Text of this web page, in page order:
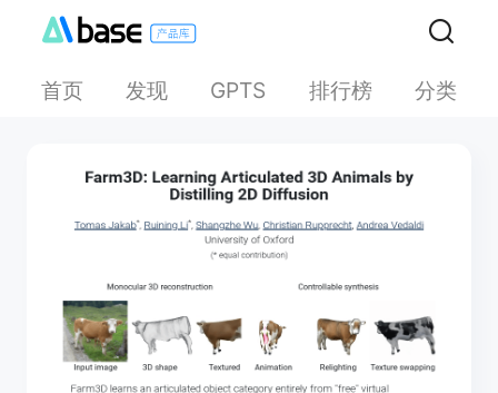
首页 发现 GPTS 排行榜 分类